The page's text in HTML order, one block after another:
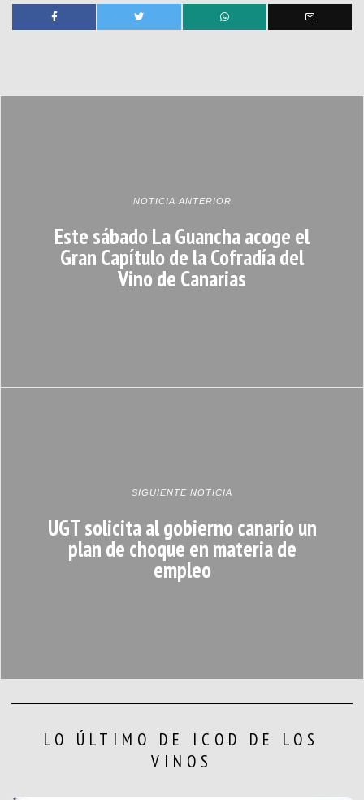
NOTICIA ANTERIOR
Este sábado La Guancha acoge el
Gran Capítulo de la Cofradía del
Vino de Canarias
SIGUIENTE NOTICIA
UGT solicita al gobierno canario un
plan de choque en materia de
empleo
LO ÚLTIMO DE ICOD DE LOS
VINOS